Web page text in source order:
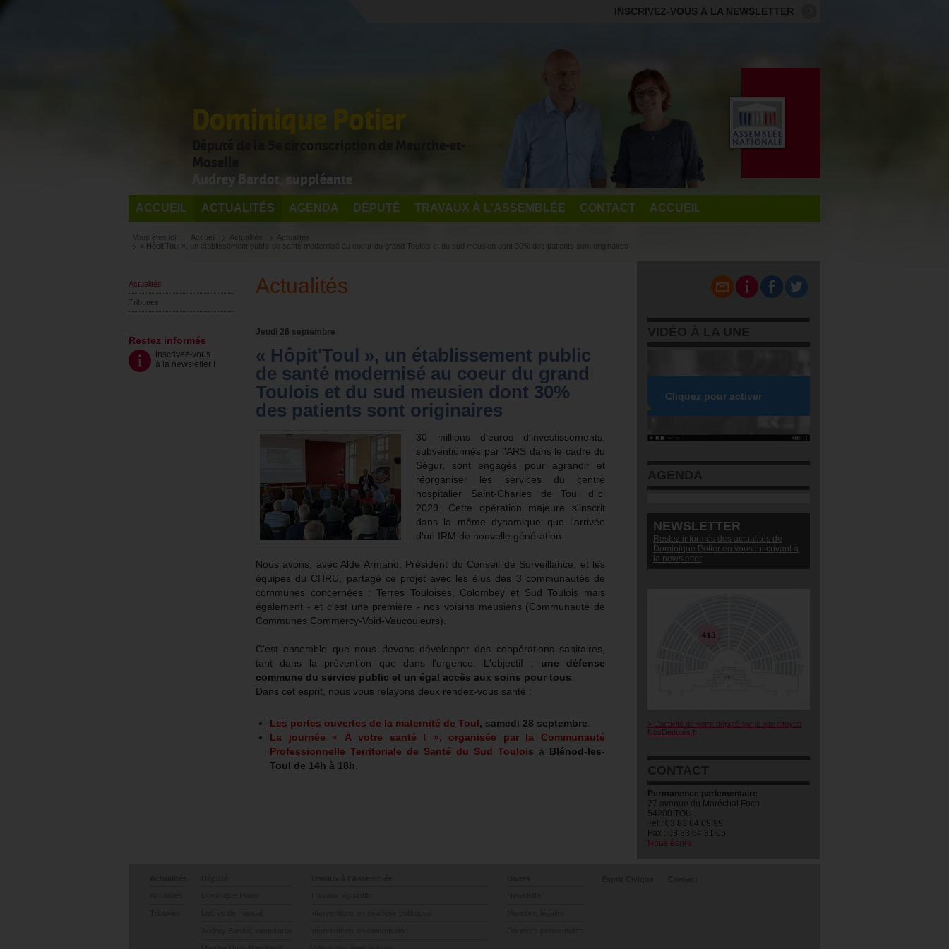
INSCRIVEZ-VOUS À LA NEWSLETTER
Dominique Potier
Audrey Bardot, suppléante
ACCUEIL ACTUALITÉS AGENDA DÉPUTÉ TRAVAUX À L'ASSEMBLÉE CONTACT ACCUEIL
Vous êtes ici : Accueil Actualités
Actualités
« Hôpit'Toul », un établissement public de santé modernisé au coeur du grand Toulois et du sud meusien dont 30% des patients sont originaires
Actualités
Tribunes
Restez informés
Inscrivez-vous
à la newsletter !
NEWSLETTER
Restez informés des actualités de
Dominique Potier en vous inscrivant à
la newsletter
> L'activité de votre député sur le site citoyen
NosDéputés.fr
Permanence parlementaire
27 avenue du Maréchal Foch
54200 TOUL
Tel : 03 83 64 09 99
Fax : 03 83 64 31 05
Nous écrire
Actualités
Jeudi 26 septembre
« Hôpit'Toul », un établissement public
de santé modernisé au coeur du grand
Toulois et du sud meusien dont 30%
des patients sont originaires
30 millions d'euros d'investissements,
subventionnés par l'ARS dans le cadre du
Ségur, sont engagés pour agrandir et
réorganiser les services du centre
hospitalier Saint-Charles de Toul d'ici
2029. Cette opération majeure s'inscrit
dans la même dynamique que l'arrivée
d'un IRM de nouvelle génération.
Nous avons, avec Alde Armand, Président du Conseil de Surveillance, et les
équipes du CHRU, partagé ce projet avec les élus des 3 communautés de
communes concernées : Terres Touloises, Colombey et Sud Toulois mais
également - et c'est une première - nos voisins meusiens (Communauté de
Communes Commercy-Void-Vaucouleurs).
C'est ensemble que nous devons développer des coopérations sanitaires,
tant dans la prévention que dans l'urgence. L'objectif : une défense
commune du service public et un égal accès aux soins pour tous
Dans cet esprit, nous vous relayons deux rendez-vous santé :
Les portes ouvertes de la maternité de Toul, samedi 28 septembre
La journée « À votre santé ! », organisée par la Communauté
Professionnelle Territoriale de Santé du Sud Toulois à Blénod-les-
Toul de 14h à 18h